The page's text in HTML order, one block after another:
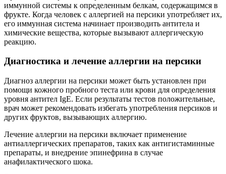
иммунной системы к определенным белкам, содержащимся в
фрукте. Когда человек с аллергией на персики употребляет их,
его иммунная система начинает производить антитела и
химические вещества, которые вызывают аллергическую
реакцию.
Диагностика и лечение аллергии на персики
Диагноз аллергии на персики может быть установлен при
помощи кожного пробного теста или крови для определения
уровня антител IgE. Если результаты тестов положительные,
врач может рекомендовать избегать употребления персиков и
других фруктов, вызывающих аллергию.
Лечение аллергии на персики включает применение
антиаллергических препаратов, таких как антигистаминные
препараты, и внедрение эпинефрина в случае
анафилактического шока.